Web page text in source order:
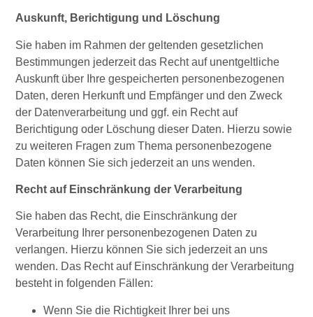
Auskunft, Berichtigung und Löschung
Sie haben im Rahmen der geltenden gesetzlichen
Bestimmungen jederzeit das Recht auf unentgeltliche
Auskunft über Ihre gespeicherten personenbezogenen
Daten, deren Herkunft und Empfänger und den Zweck
der Datenverarbeitung und ggf. ein Recht auf
Berichtigung oder Löschung dieser Daten. Hierzu sowie
zu weiteren Fragen zum Thema personenbezogene
Daten können Sie sich jederzeit an uns wenden.
Recht auf Einschränkung der Verarbeitung
Sie haben das Recht, die Einschränkung der
Verarbeitung Ihrer personenbezogenen Daten zu
verlangen. Hierzu können Sie sich jederzeit an uns
wenden. Das Recht auf Einschränkung der Verarbeitung
besteht in folgenden Fällen:
Wenn Sie die Richtigkeit Ihrer bei uns